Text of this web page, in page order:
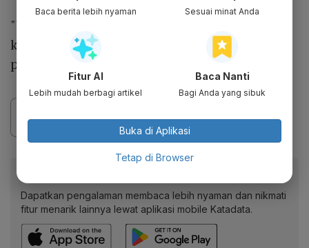
"Jadi saya rasa ini potensi yang besar bagi
kita untuk menambah dan meningaktakn
produksi biogas kita," ujar Trois.
Dapatkan pengalaman membaca lebih nyaman dan nikmati
fitur menarik lainnya lewat aplikasi mobile Katadata.
Baca berita lebih nyaman Sesuai minat Anda
Fitur AI
Lebih mudah berbagi artikel
Baca Nanti
Bagi Anda yang sibuk
Buka di Aplikasi
Tetap di Browser